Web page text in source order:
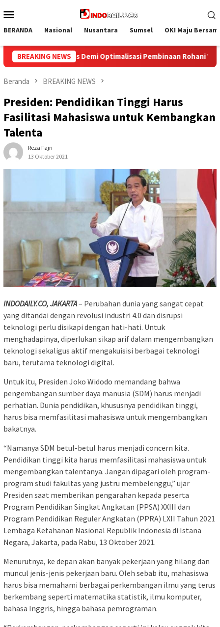
ke
Mobile
BERANDA Nasional Nusantara Sumsel OKI Maju
BREAKING NEWS
Rohani Warga Binaan Bangun Kesamaan Persepsi,
Beranda BREAKING NEWS
Presiden: Pendidikan Tinggi Harus
Fasilitasi Mahasiswa untuk Kembangkan
Talenta
Reza Fajri
13 Oktober 2021
INDODAILY.CO, JAKARTA– Perubahan dunia yang sangat cepat
yang ditandai dengan revolusi industri 4.0 dan disrupsi
teknologi perlu disikapi dengan hati-hati. Untuk
menghadapinya, diperlukan sikap arif dalam mengembangkan
teknologi sekaligus aktif mengakuisisi berbagai teknologi
baru, terutama teknologi digital.
Untuk itu, Presiden Joko Widodo memandang bahwa
pengembangan sumber daya manusia (SDM) harus menjadi
perhatian. Dunia pendidikan, khususnya pendidikan tinggi,
harus bisa memfasilitasi mahasiswa untuk mengembangkan
bakatnya.
“Namanya SDM betul-betul harus menjadi concern kita.
Pendidikan tinggi kita harus memfasilitasi mahasiswa untuk
mengembangkan talentanya. Jangan dipagari oleh program-
program studi fakultas yang justru membelenggu,” ujar
Presiden saat memberikan pengarahan kepada peserta
Program Pendidikan Singkat Angkatan (PPSA) XXIII dan
Program Pendidikan Reguler Angkatan (PPRA) LXII Tahun 2021
Lembaga Ketahanan Nasional Republik Indonesia di Istana
Negara, Jakarta, pada Rabu, 13 Oktober 2021.
Menurutnya, ke depan akan banyak pekerjaan yang hilang dan
muncul jenis-jenis pekerjaan baru. Oleh sebab itu, mahasiswa
harus bisa memahami berbagai perkembangan ilmu yang terus
berkembang seperti matematika statistik, ilmu komputer,
bahasa Inggris, hingga bahasa pemrograman.